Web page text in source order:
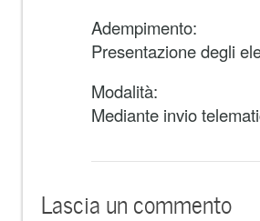
Adempimento:
Presentazione degli
Modalità:
Mediante invio
Lascia un commento